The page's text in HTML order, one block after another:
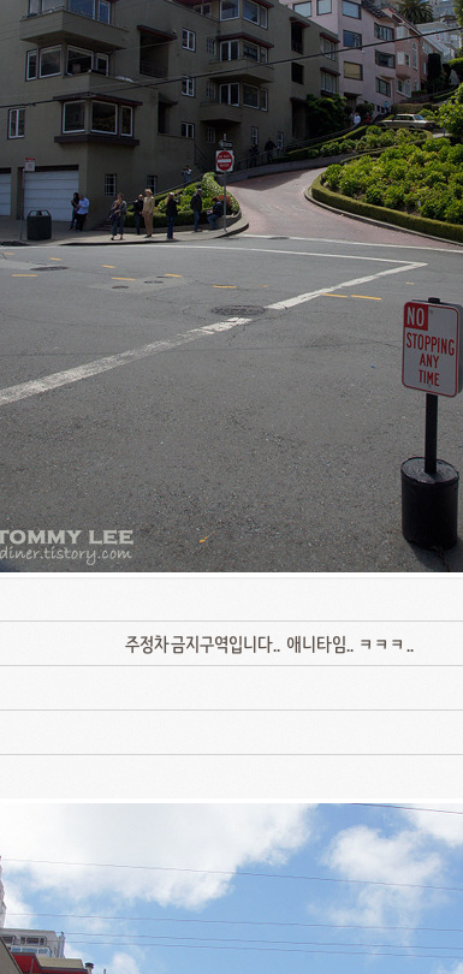
주정차금지구역입니다.. 애니타임.. ㅋㅋㅋ..